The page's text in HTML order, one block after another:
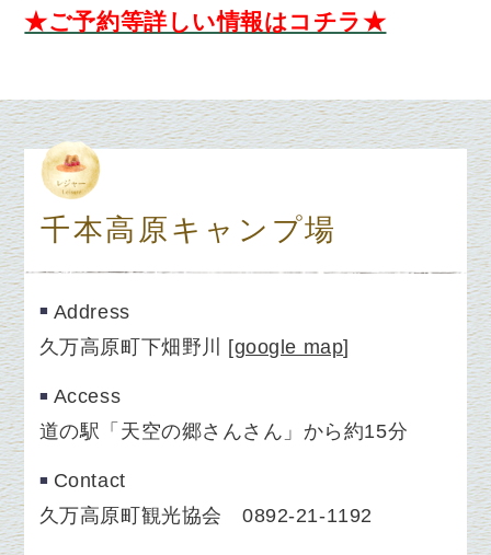
★ご予約等詳しい情報はコチラ★
千本高原キャンプ場
Address
久万高原町下畑野川 [google map]
Access
道の駅「天空の郷さんさん」から約15分
Contact
久万高原町観光協会 0892-21-1192